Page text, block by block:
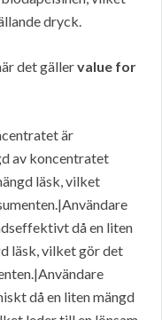
dryck.
det gällervalue for
är
av koncentratet
läsk, vilket
då en liten
läsk, vilket gör det
då en liten mängd